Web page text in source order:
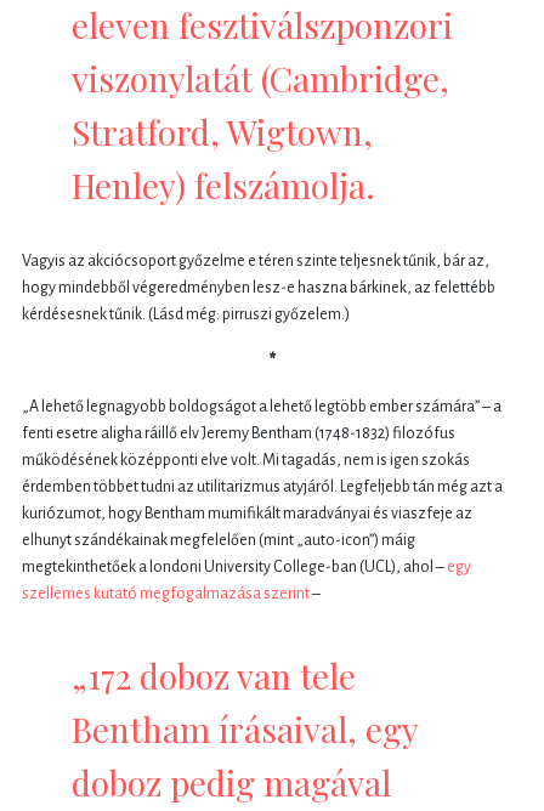
eleven fesztiválszponzori
viszonylatát (Cambridge,
Stratford, Wigtown,
Henley) felszámolja.
Vagyis az akciócsoport győzelme e téren szinte teljesnek tűnik, bár az,
hogy mindebből végeredményben lesz-e haszna bárkinek, az felettébb
kérdésesnek tűnik. (Lásd még: pirruszi győzelem.)
*
„A lehető legnagyobb boldogságot a lehető legtöbb ember számára” – a
fenti esetre aligha ráillő elv Jeremy Bentham (1748-1832) filozófus
működésének középponti elve volt. Mi tagadás, nem is igen szokás
érdemben többet tudni az utilitarizmus atyjáról. Legfeljebb tán még azt a
kuriózumot, hogy Bentham mumifikált maradványai és viaszfeje az
elhunyt szándékainak megfelelően (mint „auto-icon”) máig
megtekinthetőek a londoni University College-ban (UCL), ahol – egy
szellemes kutató megfogalmazása szerint–
„172 doboz van tele
Bentham írásaival, egy
doboz pedig magával